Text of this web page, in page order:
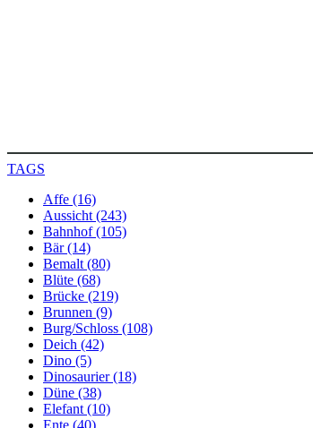
TAGS
Affe (16)
Aussicht (243)
Bahnhof (105)
Bär (14)
Bemalt (80)
Blüte (68)
Brücke (219)
Brunnen (9)
Burg/Schloss (108)
Deich (42)
Dino (5)
Dinosaurier (18)
Düne (38)
Elefant (10)
Ente (40)